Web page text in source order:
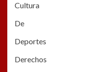
Cultura
De
Deportes
Derechos